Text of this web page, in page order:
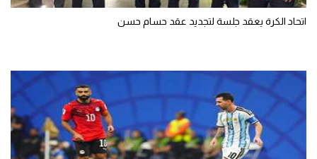
اتحاد الكرة يعقد جلسة لتجديد عقد حسام حسن